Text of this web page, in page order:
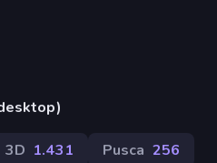
3D 1.431 Pusca 256